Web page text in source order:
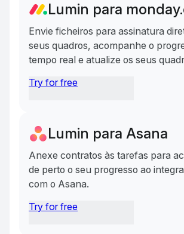
Lumin para
Envie ficheiros para assinatura
seus quadros, acompanhe o
tempo real e atualize os seus
Try for free
Lumin para Asana
Anexe contratos às tarefas para
de perto o seu progresso ao
com o Asana.
Try for free